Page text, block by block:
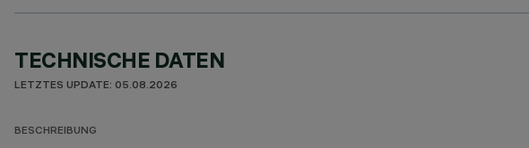
TECHNISCHE DATEN
LETZTES UPDATE: 05.08.2026
BESCHREIBUNG